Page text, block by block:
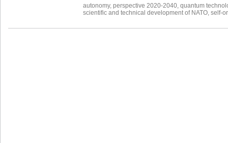
autonomy, perspective 2020-2040 quantum
scientific and technical development of NATO self-